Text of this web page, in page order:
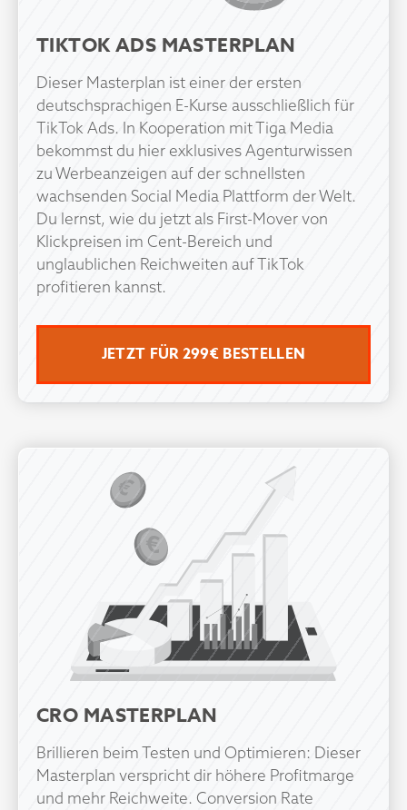
TIKTOK ADS MASTERPLAN
Dieser Masterplan ist einer der ersten
deutschsprachigen E-Kurse ausschließlich für
TikTok Ads. In Kooperation mit Tiga Media
bekommst du hier exklusives Agenturwissen
zu Werbeanzeigen auf der schnellsten
wachsenden Social Media Plattform der Welt.
Du lernst, wie du jetzt als First-Mover von
Klickpreisen im Cent-Bereich und
unglaublichen Reichweiten auf TikTok
profitieren kannst.
JETZT FÜR 299€ BESTELLEN
CRO MASTERPLAN
Brillieren beim Testen und Optimieren: Dieser
Masterplan verspricht dir höhere Profitmarge
und mehr Reichweite. Conversion Rate